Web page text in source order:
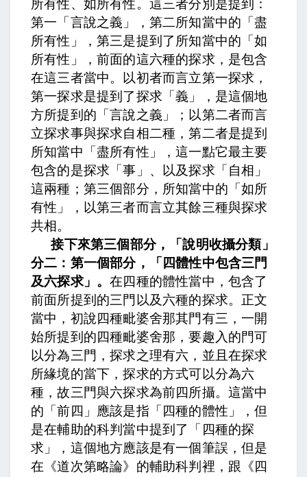
所有性、如所有性。 這三者分別是提到：
第一「言說之義」，第二所知當中的「盡
所有性」，第三是提到了所知當中的「如
所有性」，前面的這六種的探求，是包含
在這三者當中。
以初者而言立第一探求，
第一探求是提到了探求「義」，是這個地
方所提到的「言說之義」
；以第二者而言
立探求事與探求自相二種，第二者是提到
所知當中「盡所有性」，這一點它最主要
包含的是探求「事」、以及探求「自相」
這兩種；第三個部分，所知當中的「如所
有性」， 以第三者而言立其餘三種與探求
共相。
接下來第三個部分，「說明收攝分類」
分二：第一個部分，「四體性中包含三門
及六探求」。在四種的體性當中，包含了
前面所提到的三門以及六種的探求。正文
當中， 初說四種毗婆舍那其門有三，一開
始所提到的四種毗婆舍那，要趣入的門可
以分為三門，探求之理有六， 並且在探求
所緣境的當下，探求的方式可以分為六
種，故三門與六探求為前四所攝。這當中
的「前四」應該是指「四種的體性」，但
是在輔助的科判當中提到了「四種的探
求」，這個地方應該是有一個筆誤，但是
在《道次第略論》的輔助科判裡，跟《四